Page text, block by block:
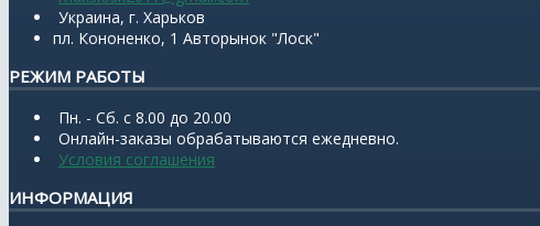
Украина, г. Харьков
пл. Кононенко, 1 Авторынок "Лоск"
РЕЖИМ РАБОТЫ
Пн. - Сб. с 8.00 до 20.00
Онлайн-заказы обрабатываются ежедневно.
Условия соглашения
ИНФОРМАЦИЯ